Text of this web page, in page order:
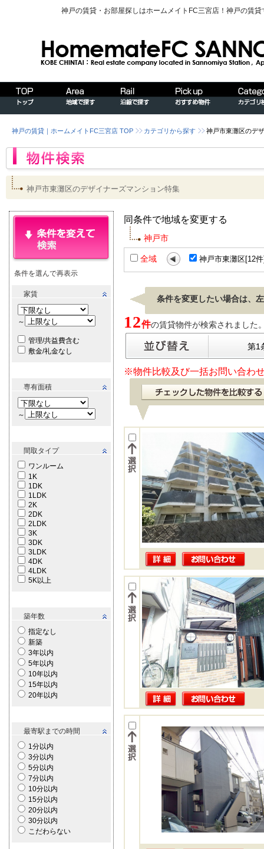
神戸の賃貸・お部屋探しはホームメイトFC三宮店！神戸の賃
神戸の賃貸｜ホームメイトFC三宮店 TOP カテゴリから探す 神戸市東灘区のデ
神戸市東灘区のデザイナーズマンション特集
条件を選んで再表示
家賃
～
管理/共益費含む
敷金/礼金なし
専有面積
～
間取タイプ
ワンルーム
1K
1DK
1LDK
2K
2DK
2LDK
3K
3DK
3LDK
4DK
4LDK
5K以上
築年数
指定なし
新築
3年以内
5年以内
10年以内
15年以内
20年以内
最寄駅までの時間
1分以内
3分以内
5分以内
7分以内
10分以内
15分以内
20分以内
30分以内
こだわらない
同条件で地域を変更する
神戸市
全域 神戸市東灘区[12
条件を変更したい場合は、
12件の賃貸物件が検索されました
第1
※物件比較及び一括お問い合わ